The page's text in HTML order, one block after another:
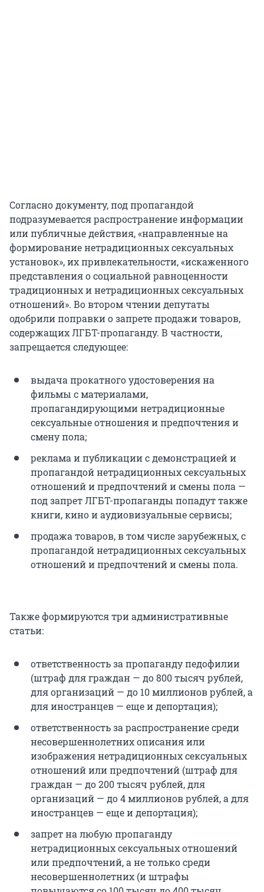
Согласно документу, под пропагандой
подразумевается распространение информации
или публичные действия, «направленные на
формирование нетрадиционных сексуальных
установок», их привлекательности, «искаженного
представления о социальной равноценности
традиционных и нетрадиционных сексуальных
отношений». Во втором чтении депутаты
одобрили поправки о запрете продажи товаров,
содержащих ЛГБТ-пропаганду. В частности,
запрещается следующее:
выдача прокатного удостоверения на
фильмы с материалами,
пропагандирующими нетрадиционные
сексуальные отношения и предпочтения и
смену пола;
реклама и публикации с демонстрацией и
пропагандой нетрадиционных сексуальных
отношений и предпочтений и смены пола —
под запрет ЛГБТ-пропаганды попадут также
книги, кино и аудиовизуальные сервисы;
продажа товаров, в том числе зарубежных, с
пропагандой нетрадиционных сексуальных
отношений и предпочтений и смены пола.
Также формируются три административные
статьи:
ответственность за пропаганду педофилии
(штраф для граждан — до 800 тысяч рублей,
для организаций — до 10 миллионов рублей, а
для иностранцев — еще и депортация);
ответственность за распространениесреди
несовершеннолетних описания или
изображениянетрадиционных сексуальных
отношений или предпочтений (штраф для
граждан — до 200 тысяч рублей, для
организаций — до 4 миллионов рублей, а для
иностранцев — еще и депортация);
запрет на любую пропаганду
нетрадиционных сексуальных отношений
или предпочтений, а не только среди
несовершеннолетних (и штрафы